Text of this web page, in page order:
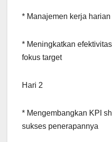
* Manajemen kerja harian
* Meningkatkan
fokus target
Hari 2
* Mengembangkan KPI
sukses penerapannya